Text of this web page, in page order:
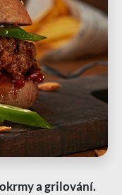
a grilování.